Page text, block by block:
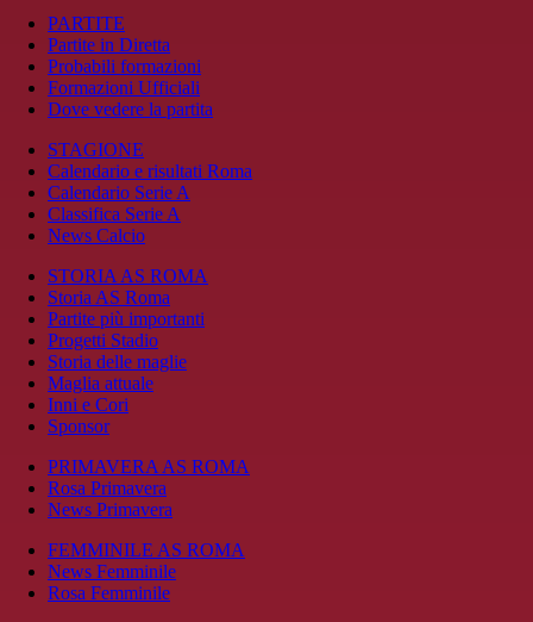
PARTITE
Partite in Diretta
Probabili formazioni
Formazioni Ufficiali
Dove vedere la partita
STAGIONE
Calendario e risultati Roma
Calendario Serie A
Classifica Serie A
News Calcio
STORIA AS ROMA
Storia AS Roma
Partite più importanti
Progetti Stadio
Storia delle maglie
Maglia attuale
Inni e Cori
Sponsor
PRIMAVERA AS ROMA
Rosa Primavera
News Primavera
FEMMINILE AS ROMA
News Femminile
Rosa Femminile